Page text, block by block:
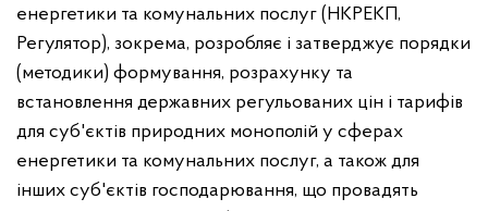
енергетики та комунальних послуг (НКРЕКП,
Регулятор), зокрема, розробляє і затверджує порядки
(методики) формування, розрахунку та
встановлення державних регульованих цін і тарифів
для суб'єктів природних монополій у сферах
енергетики та комунальних послуг, а також для
інших суб'єктів господарювання, що провадять